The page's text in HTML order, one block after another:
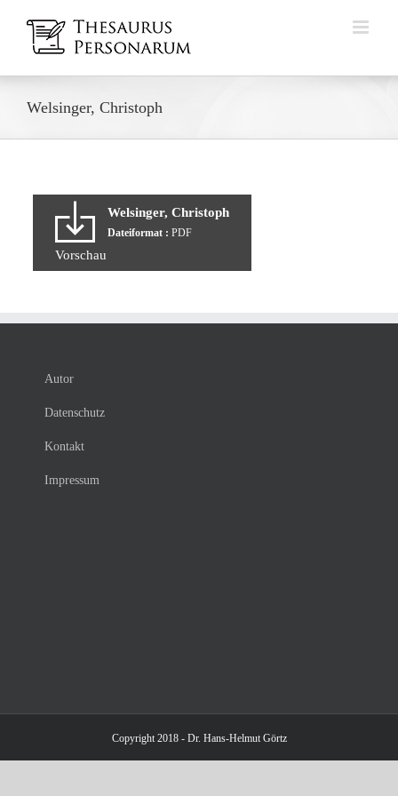
Inhalt
springen
Welsinger, Christoph
Welsinger, Christoph
Dateiformat : PDF
Vorschau
Autor
Datenschutz
Kontakt
Impressum
Copyright 2018 - Dr. Hans-Helmut Görtz